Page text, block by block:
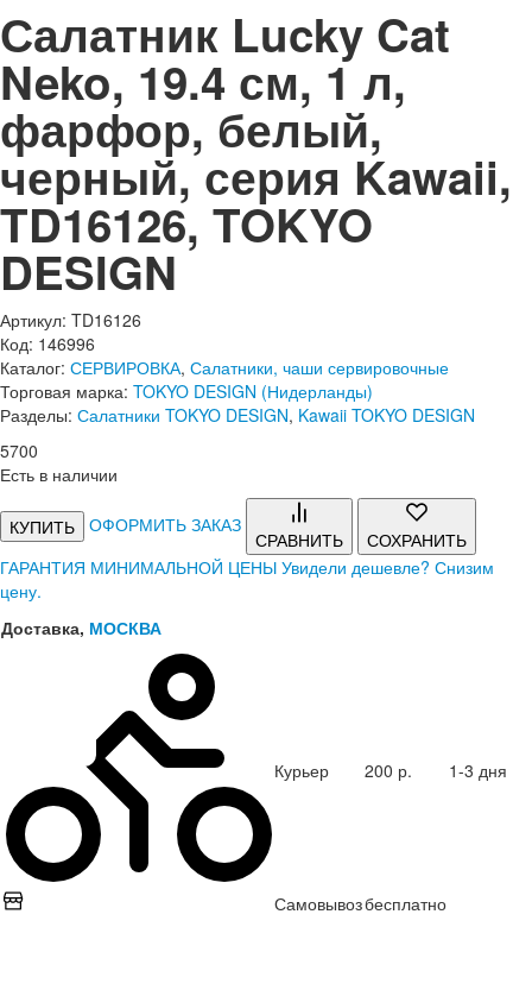
Салатник Lucky Cat
Neko, 19.4 см, 1 л,
фарфор, белый,
черный, серия Kawaii,
TD16126, TOKYO
DESIGN
Артикул: TD16126
Код: 146996
Каталог: СЕРВИРОВКА, Салатники, чаши сервировочные
Торговая марка: TOKYO DESIGN (Нидерланды)
Разделы: Салатники TOKYO DESIGN, Kawaii TOKYO DESIGN
5700
Есть в наличии
КУПИТЬ ОФОРМИТЬ ЗАКАЗ
СРАВНИТЬ
СОХРАНИТЬ
ГАРАНТИЯ МИНИМАЛЬНОЙ ЦЕНЫ Увидели дешевле? Снизим
цену.
Доставка, МОСКВА
Курьер 200 р. 1-3 дня
Самовывозбесплатно